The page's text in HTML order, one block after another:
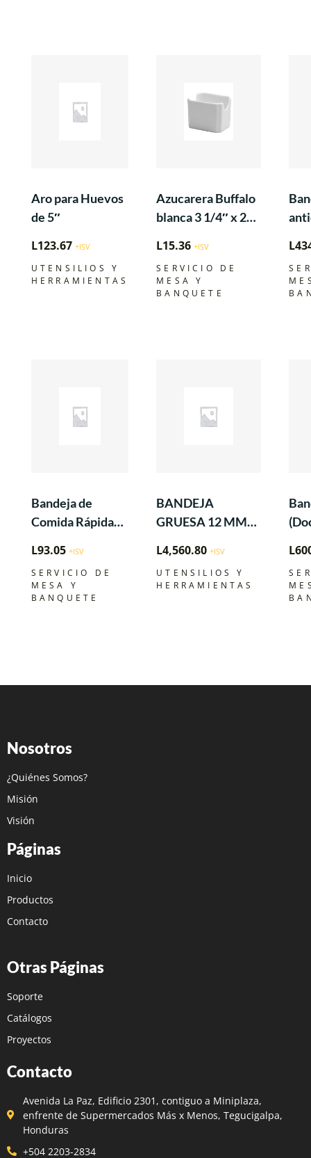
Aro para Huevos
de 5″
L123.67 +ISV
UTENSILIOS Y
HERRAMIENTAS
Azucarera Buffalo
blanca 3 1/4″ x 2
L15.36 +ISV
SERVICIO DE
MESA Y
BANQUETE
18″
L
Bandeja de
Comida Rápida
de 12″x16-1/4″
Negro
L93.05 +ISV
SERVICIO DE
MESA Y
BANQUETE
BANDEJA
GRUESA 12 MM
CON DOBLE
SUPERFICIE: LISA
L4,560.80 +ISV
UTENSILIOS Y
HERRAMIENTAS
L
Nosotros
¿Quiénes Somos?
Misión
Visión
Páginas
Inicio
Productos
Contacto
Otras Páginas
Soporte
Catálogos
Proyectos
Contacto
Avenida La Paz, Edificio 2301, contiguo a Miniplaza,
enfrente de Supermercados Más x Menos, Tegucigalpa,
Honduras
+504 2203-2834